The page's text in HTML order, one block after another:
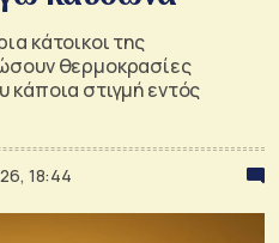
κάτοικοι της
θερμοκρασίες
στιγμή εντός
18:44